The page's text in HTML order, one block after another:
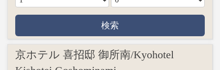
検索
京ホテル 喜招邸 御所南/Kyohotel